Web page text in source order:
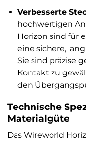
Verbesserte
hochwertigen
Horizon sind für
eine sichere,
Sie sind präzise
Kontakt zu
den
Technische
Materialgüte
Das Wireworld